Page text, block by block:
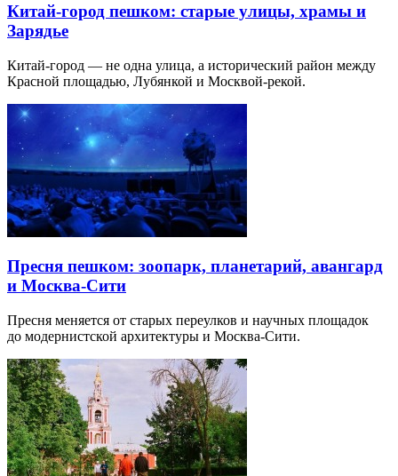
Китай-город пешком: старые улицы, храмы и
Зарядье
Китай-город — не одна улица, а исторический район между
Красной площадью, Лубянкой и Москвой-рекой.
Пресня пешком: зоопарк, планетарий, авангард
и Москва-Сити
Пресня меняется от старых переулков и научных площадок
до модернистской архитектуры и Москва-Сити.